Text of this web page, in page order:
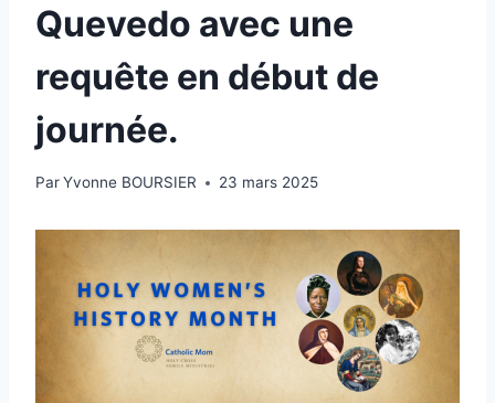
Quevedo avec une
requête en début de
journée.
ParYvonne BOURSIER 23 mars 2025